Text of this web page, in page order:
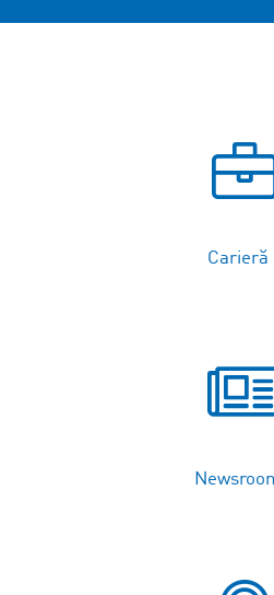
Carieră